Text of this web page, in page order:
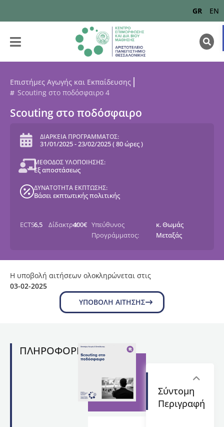
GR EN
Επιστήμες Αγωγής και Εκπαίδευσης
Scouting στο ποδόσφαιρο 4
Scouting στο ποδόσφαιρο
ΔΙΑΡΚΕΙΑ ΠΡΟΓΡΑΜΜΑΤΟΣ:
31/01/2025-23/02/2025(80 ώρες)
ΜΕΘΟΔΟΣ ΥΛΟΠΟΙΗΣΗΣ:
Εξ αποστάσεως
ΔΥΝΑΤΟΤΗΤΑ ΕΚΠΤΩΣΗΣ:
Βάσει εκπτωτικής πολιτικής
ECTS:6,5 Δίδακτρα:400€ Υπεύθυνος
Προγράμματος:
κ. Θωμάς
Μεταξάς
Η υποβολή αιτήσεων ολοκληρώνεται στις
03-02-2025
ΥΠΟΒΟΛΉ ΑΊΤΗΣΗΣ
ΠΛΗΡΟΦΟΡΙΕΣ
Σύντομη
Περιγραφή